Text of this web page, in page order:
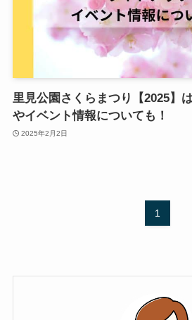
里見公園さくらまつり【2025】
やイベント情報についても！
2025年2月2日
1